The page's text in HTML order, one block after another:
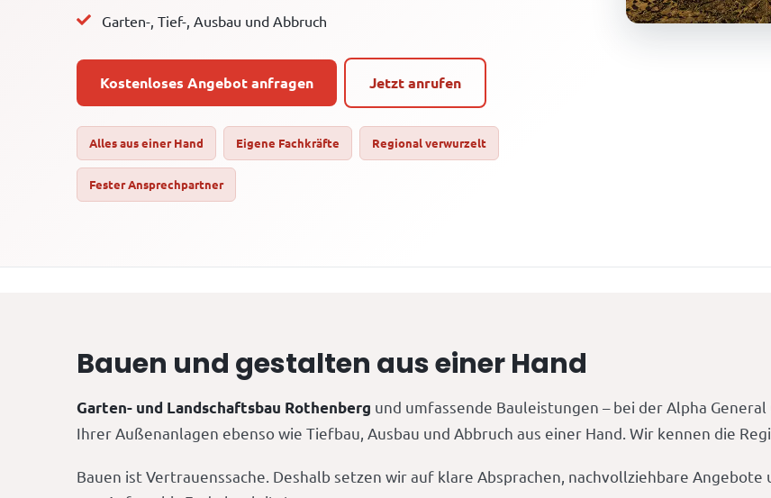
Garten-, Tief-, Ausbau und Abbruch
Kostenloses Angebot anfragen Jetzt anrufen
Alles aus einer Hand Eigene Fachkräfte Regional verwurzelt
Fester Ansprechpartner
Bauen und gestalten aus einer Hand
Garten- und Landschaftsbau Rothenberg und umfassende Bauleistungen – bei der Alpha
Ihrer Außenanlagen ebenso wie Tiefbau, Ausbau und Abbruch aus einer Hand. Wir kennen die
Bauen ist Vertrauenssache. Deshalb setzen wir auf klare Absprachen, nachvollziehbare